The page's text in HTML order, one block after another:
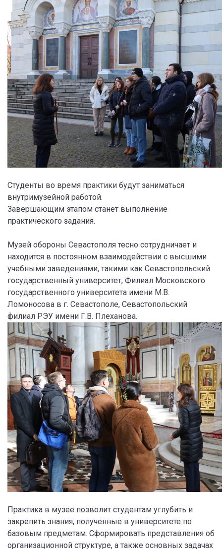
Студенты во время практики будут заниматься
внутримузейной работой.
Завершающим этапом станет выполнение
практического задания.
Музей обороны Севастополя тесно сотрудничает и
находится в постоянном взаимодействии с высшими
учебными заведениями, такими как Севастопольский
государственный университет, Филиал Московского
государственного университета имени М.В.
Ломоносова в г. Севастополе, Севастопольский
филиал РЭУ имени Г.В. Плеханова.
Практика в музее позволит студентам углубить и
закрепить знания, полученные в университете по
базовым предметам. Сформировать представления об
организационной структуре, а также основных задачах